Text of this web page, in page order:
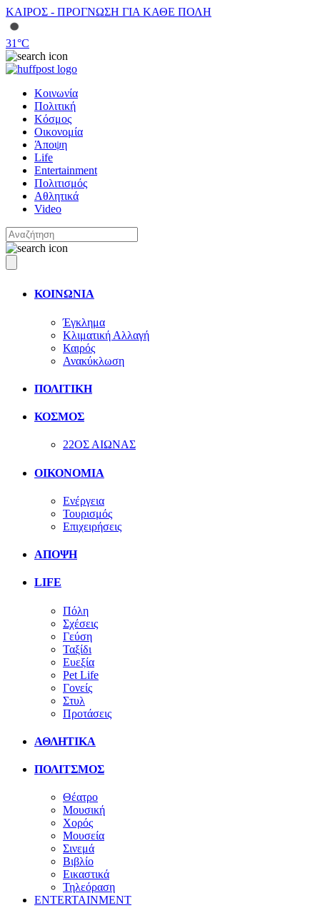
ΚΑΙΡΟΣ - ΠΡΟΓΝΩΣΗ ΓΙΑ ΚΑΘΕ ΠΟΛΗ
31°C
Κοινωνία
Πολιτική
Κόσμος
Οικονομία
Άποψη
Life
Entertainment
Πολιτισμός
Αθλητικά
Video
ΚΟΙΝΩΝΙΑ
Έγκλημα
Κλιματική Αλλαγή
Καιρός
Ανακύκλωση
ΠΟΛΙΤΙΚΗ
ΚΟΣΜΟΣ
22ΟΣ ΑΙΩΝΑΣ
ΟΙΚΟΝΟΜΙΑ
Ενέργεια
Τουρισμός
Επιχειρήσεις
ΑΠΟΨΗ
LIFE
Πόλη
Σχέσεις
Γεύση
Ταξίδι
Ευεξία
Pet Life
Γονείς
Στυλ
Προτάσεις
ΑΘΛΗΤΙΚΑ
ΠΟΛΙΤΣΜΟΣ
Θέατρο
Μουσική
Χορός
Μουσεία
Σινεμά
Βιβλίο
Εικαστικά
Τηλεόραση
ENTERTAINMENT